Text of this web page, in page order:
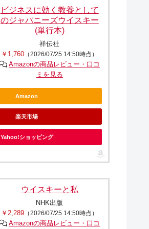
ビジネスに効く教養として
のジャパニーズウイスキー
(単行本)
祥伝社
￥1,760 （2026/07/25 14:50時点）
Amazonの商品レビュー・口コ
ミを見る
Amazon
楽天市場
Yahoo!ショッピング
ウイスキーと私
NHK出版
￥2,289 （2026/07/25 14:50時点）
Amazonの商品レビュー・口コ